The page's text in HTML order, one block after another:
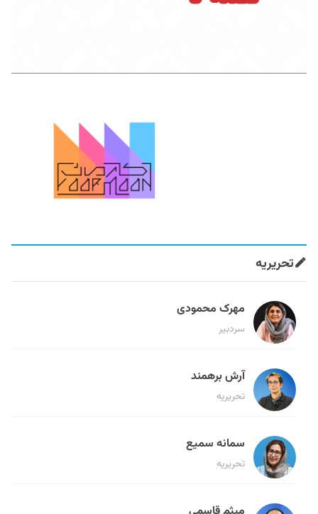
تحریریه
مهرک محمودی
سردبیر
آرش برهمند
تحریریه
سمانه سمیع
تحریریه